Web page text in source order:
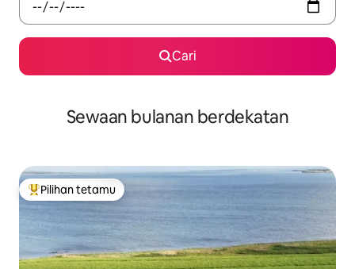
Cari
Sewaan bulanan berdekatan
Pilihan utama tetamu
Pilihan tetamu